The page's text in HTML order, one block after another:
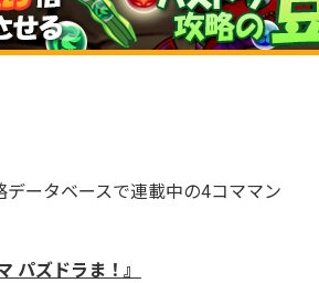
ータベースで連載中の4コママン
パズドラま！』